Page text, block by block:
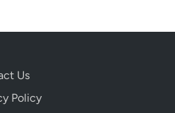
Us
Policy